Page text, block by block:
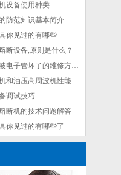
设备使用种类
防范知识基本简介
你见过的有哪些
断设备,原则是什么？
你知道高周波电子管坏了的维修方法吗？
气压高周波机和油压高周波机性能对比
调试技巧
断机的技术问题解答
你见过的有哪些了